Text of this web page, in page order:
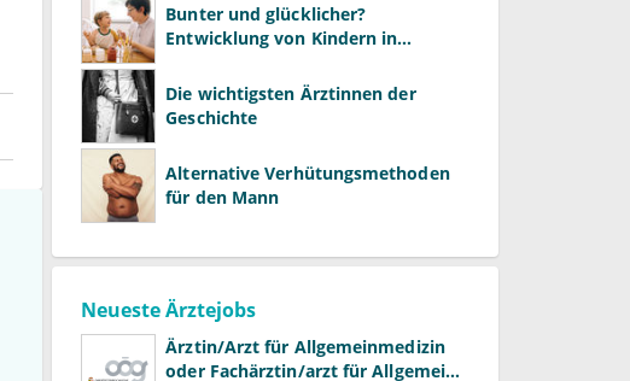
Bunter und glücklicher?
Entwicklung von Kindern in
Die wichtigsten Ärztinnen der
Geschichte
Alternative Verhütungsmethoden
für den Mann
Neueste Ärztejobs
Ärztin/Arzt für Allgemeinmedizin
oder Fachärztin/arzt für Allgemein-